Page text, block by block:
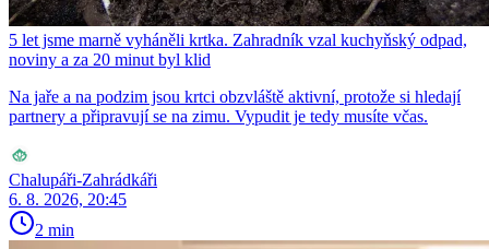
5 let jsme marně vyháněli krtka. Zahradník vzal kuchyňský odpad,
noviny a za 20 minut byl klid
Na jaře a na podzim jsou krtci obzvláště aktivní, protože si hledají
partnery a připravují se na zimu. Vypudit je tedy musíte včas.
Chalupáři-Zahrádkáři
6. 8. 2026, 20:45
2 min